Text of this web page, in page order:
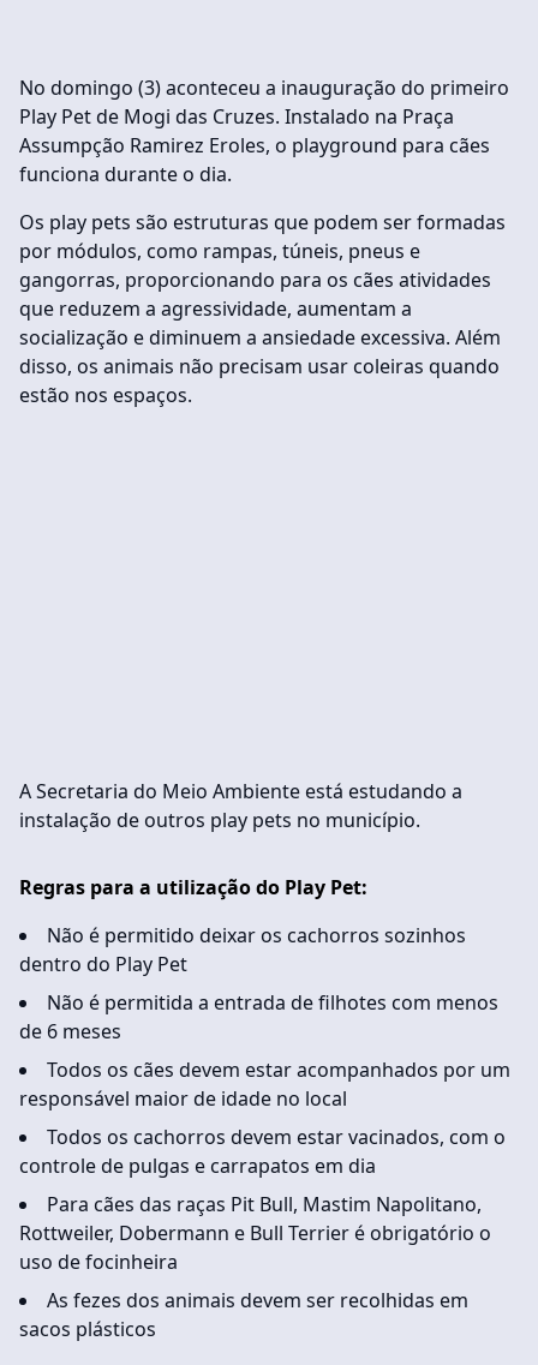
No domingo (3) aconteceu a inauguração do primeiro
Play Pet de Mogi das Cruzes. Instalado na Praça
Assumpção Ramirez Eroles, o playground para cães
funciona durante o dia.
Os play pets são estruturas que podem ser formadas
por módulos, como rampas, túneis, pneus e
gangorras, proporcionando para os cães atividades
que reduzem a agressividade, aumentam a
socialização e diminuem a ansiedade excessiva. Além
disso, os animais não precisam usar coleiras quando
estão nos espaços.
A Secretaria do Meio Ambiente está estudando a
instalação de outros play pets no município.
Regras para a utilização do Play Pet:
Não é permitido deixar os cachorros sozinhos
dentro do Play Pet
Não é permitida a entrada de filhotes com menos
de 6 meses
Todos os cães devem estar acompanhados por um
responsável maior de idade no local
Todos os cachorros devem estar vacinados, com o
controle de pulgas e carrapatos em dia
Para cães das raças Pit Bull, Mastim Napolitano,
Rottweiler, Dobermann e Bull Terrier é obrigatório o
uso de focinheira
As fezes dos animais devem ser recolhidas em
sacos plásticos